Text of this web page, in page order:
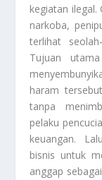
kegiatan ilegal.
narkoba,
terlihat
Tujuan
haram
tanpa
pelaku
keuangan.
bisnis untuk
anggap